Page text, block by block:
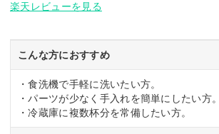
楽天レビューを見る
こんな方におすすめ
・食洗機で手軽に洗いたい方。
・パーツが少なく手入れを簡単にしたい方。
・冷蔵庫に複数杯分を常備したい方。